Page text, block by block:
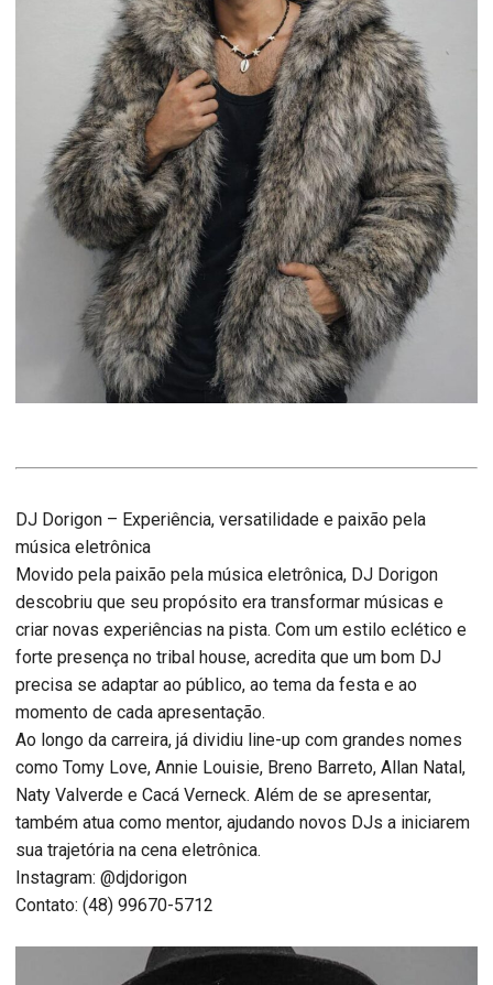
DJ Dorigon – Experiência, versatilidade e paixão pela
música eletrônica
Movido pela paixão pela música eletrônica, DJ Dorigon
descobriu que seu propósito era transformar músicas e
criar novas experiências na pista. Com um estilo eclético e
forte presença no tribal house, acredita que um bom DJ
precisa se adaptar ao público, ao tema da festa e ao
momento de cada apresentação.
Ao longo da carreira, já dividiu line-up com grandes nomes
como Tomy Love, Annie Louisie, Breno Barreto, Allan Natal,
Naty Valverde e Cacá Verneck. Além de se apresentar,
também atua como mentor, ajudando novos DJs a iniciarem
sua trajetória na cena eletrônica.
Instagram: @djdorigon
Contato: (48) 99670-5712